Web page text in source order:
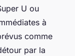
U ou
à
comme
par la